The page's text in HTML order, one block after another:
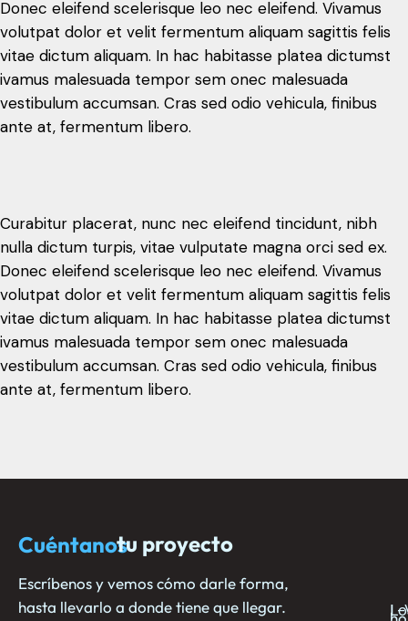
Donec eleifend scelerisque leo nec eleifend. Vivamus
volutpat dolor et velit fermentum aliquam sagittis felis
vitae dictum aliquam. In hac habitasse platea dictumst
ivamus malesuada tempor sem onec malesuada
vestibulum accumsan. Cras sed odio vehicula, finibus
ante at, fermentum libero.
Curabitur placerat, nunc nec eleifend tincidunt, nibh
nulla dictum turpis, vitae vulputate magna orci sed ex.
Donec eleifend scelerisque leo nec eleifend. Vivamus
volutpat dolor et velit fermentum aliquam sagittis felis
vitae dictum aliquam. In hac habitasse platea dictumst
ivamus malesuada tempor sem onec malesuada
vestibulum accumsan. Cras sed odio vehicula, finibus
ante at, fermentum libero.
Cuéntanostu proyecto
Escríbenos y vemos cómo darle forma,
hasta llevarlo a donde tiene que llegar.
L-